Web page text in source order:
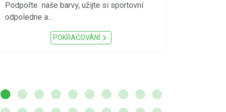
Podpořte naše barvy, užijte si sportovní
odpoledne a...
POKRAČOVÁNÍ